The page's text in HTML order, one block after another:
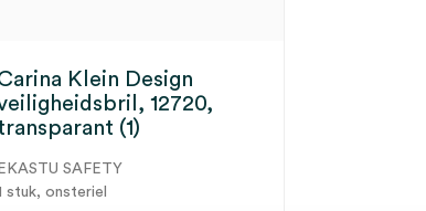
Klein Design
12720,
(1)
EKASTU SAFETY
stuk, onsteriel